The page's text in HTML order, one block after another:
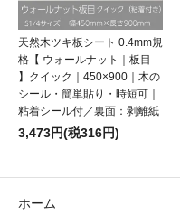
天然木ツキ板シート 0.4mm規
格【 ウォールナット｜板目
】クイック｜450×900｜木の
シール・簡単貼り・時短可｜
粘着シール付／裏面：剥離紙
3,473円(税316円)
ホーム